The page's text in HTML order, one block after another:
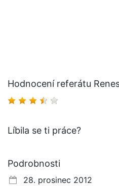
Hodnocení referátu
Líbila se ti práce?
Podrobnosti
28. prosinec 2012